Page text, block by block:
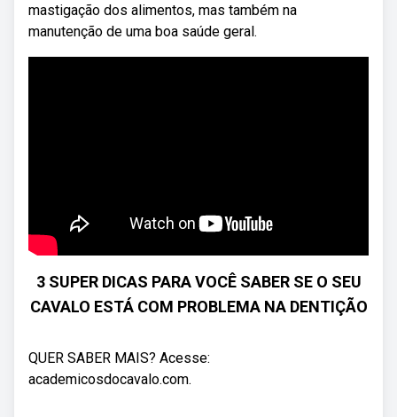
mastigação dos alimentos, mas também na
manutenção de uma boa saúde geral.
3 SUPER DICAS PARA VOCÊ SABER SE O SEU
CAVALO ESTÁ COM PROBLEMA NA DENTIÇÃO
QUER SABER MAIS? Acesse:
academicosdocavalo.com.